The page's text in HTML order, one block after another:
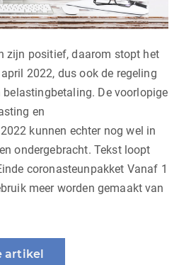
zijn positief, daarom stopt het
2022, dus ook de regeling
De voorlopige
en
kunnen echter nog wel in
ondergebracht. Tekst loopt
coronasteunpakket Vanaf 1
meer worden gemaakt van
artikel